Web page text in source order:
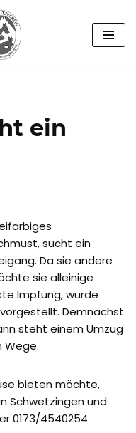
ein
sucht ein
Da sie andere
sie alleinige
Impfung, wurde
Demnächst
steht einem Umzug
Wege.
bieten möchte,
Schwetzingen und
0173/4540254